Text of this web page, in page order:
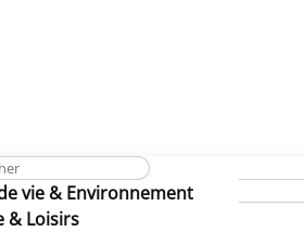
vie & Environnement
& Loisirs